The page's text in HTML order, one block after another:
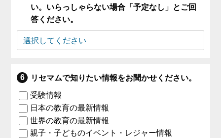
い。いらっしゃらない場合「予定なし」とご回
答ください。
リセマムで知りたい情報をお聞かせください。
受験情報
日本の教育の最新情報
世界の教育の最新情報
親子・子どものイベント・レジャー情報